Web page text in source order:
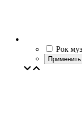
Рок
Применить